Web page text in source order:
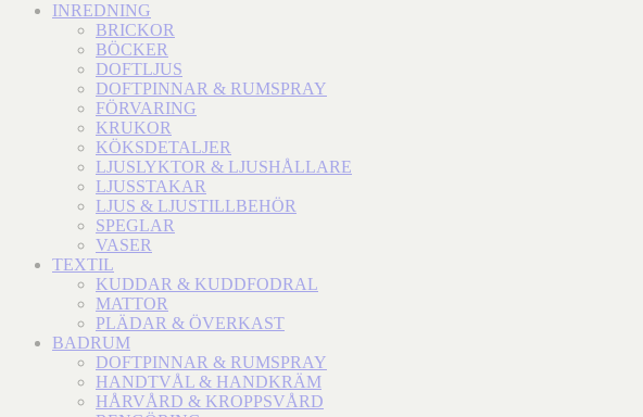
INREDNING
BRICKOR
BÖCKER
DOFTLJUS
DOFTPINNAR & RUMSPRAY
FÖRVARING
KRUKOR
KÖKSDETALJER
LJUSLYKTOR & LJUSHÅLLARE
LJUSSTAKAR
LJUS & LJUSTILLBEHÖR
SPEGLAR
VASER
TEXTIL
KUDDAR & KUDDFODRAL
MATTOR
PLÄDAR & ÖVERKAST
BADRUM
DOFTPINNAR & RUMSPRAY
HANDTVÅL & HANDKRÄM
HÅRVÅRD & KROPPSVÅRD